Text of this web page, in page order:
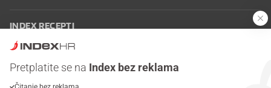
INDEX RECEPTI
Pretplatite se na Index bez reklama